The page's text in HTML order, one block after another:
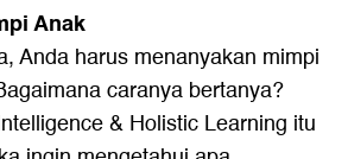
Anak
Anda harus menanyakan mimpi
caranya bertanya?
& Holistic Learning itu